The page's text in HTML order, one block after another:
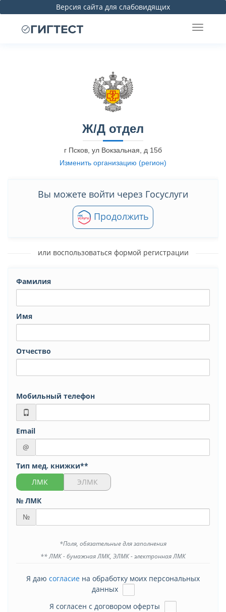
Версия сайта для слабовидящих
Ж/Д отдел
г Псков, ул Вокзальная, д 15б
Изменить организацию (регион)
Вы можете войти через Госуслуги
Продолжить
или воспользоваться формой регистрации
Фамилия
Имя
Отчество
Мобильный телефон
Email
@
Тип мед. книжки**
ЛМК
ЭЛМК
№ ЛМК
№
*Поля, обязательные для заполнения
** ЛМК - бумажная ЛМК, ЭЛМК - электронная ЛМК
Я даю согласие на обработку моих персональных
данных
Я согласен с договором оферты